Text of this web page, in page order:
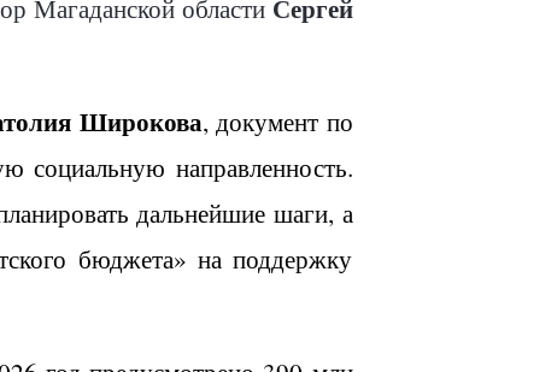
Магаданской области Сергей
Широкова, документ по
социальную направленность.
дальнейшие шаги, а
бюджета» на поддержку